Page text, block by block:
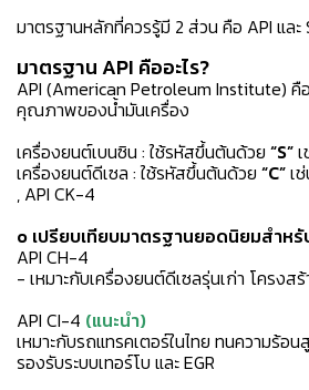
มาตรฐานหลักที่ควรรู้มี 2 ส่วน คือ API และ
มาตรฐาน API คืออะไร?
API (American Petroleum Institute) คื
คุณภาพของน้ำมันเครื่อง
เครื่องยนต์เบนซิน :ใช้รหัสขึ้นต้นด้วย “S”
เครื่องยนต์ดีเซล :ใช้รหัสขึ้นต้นด้วย “C”เ
, API CK-4
o เปรียบเทียบมาตรฐานยอดนิยมสำหรั
API CH-4
- เหมาะกับเครื่องยนต์ดีเซลรุ่นเก่า โครงส
API CI-4 (แนะนำ)
เหมาะกับรถแทรคเตอร์ในไทย ทนความร้อน
รองรับระบบเทอร์โบ และ EGR